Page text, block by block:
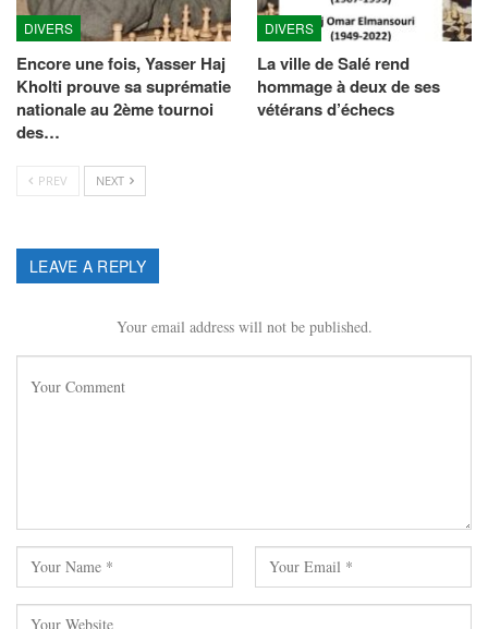
DIVERS
Encore une fois, Yasser Haj
Kholti prouve sa suprématie
nationale au 2ème tournoi
des…
DIVERS
La ville de Salé rend
hommage à deux de ses
vétérans d’échecs
PREV NEXT
LEAVE A REPLY
Your email address will not be published.